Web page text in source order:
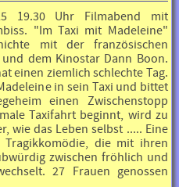
19.30 Uhr Filmabend mit
"Im Taxi mit Madeleine"
mit der französischen
dem Kinostar Dann Boon.
einen ziemlich schlechte Tag.
in sein Taxi und bittet
einen Zwischenstopp
Taxifahrt beginnt, wird zu
wie das Leben selbst ..... Eine
die mit ihren
zwischen fröhlich und
27 Frauen genossen